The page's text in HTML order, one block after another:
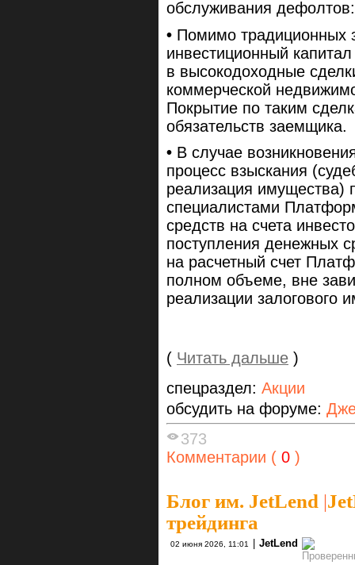
обслуживания дефолтов:
• Помимо традиционных
инвестиционный
в высокодоходные
коммерческой
Покрытие по таким
обязательств заемщика.
• В случае
процесс взыскания
реализация имущества)
специалистами
средств на счета
поступления денежных
на расчетный счет
полном объеме, вне
реализации залогового
( Читать дальше )
спецраздел: Акции
обсудить на форуме:
373
Комментарии ( 0 )
Блог им. JetLend |
трейдинга
02 июня 2026, 11:01 JetLend